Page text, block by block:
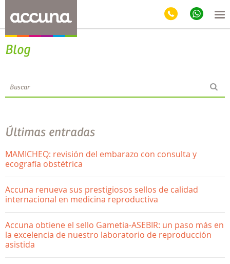
Blog
Últimas entradas
MAMICHEQ: revisión del embarazo con consulta y
ecografía obstétrica
Accuna renueva sus prestigiosos sellos de calidad
internacional en medicina reproductiva
Accuna obtiene el sello Gametia-ASEBIR: un paso más en
la excelencia de nuestro laboratorio de reproducción
asistida